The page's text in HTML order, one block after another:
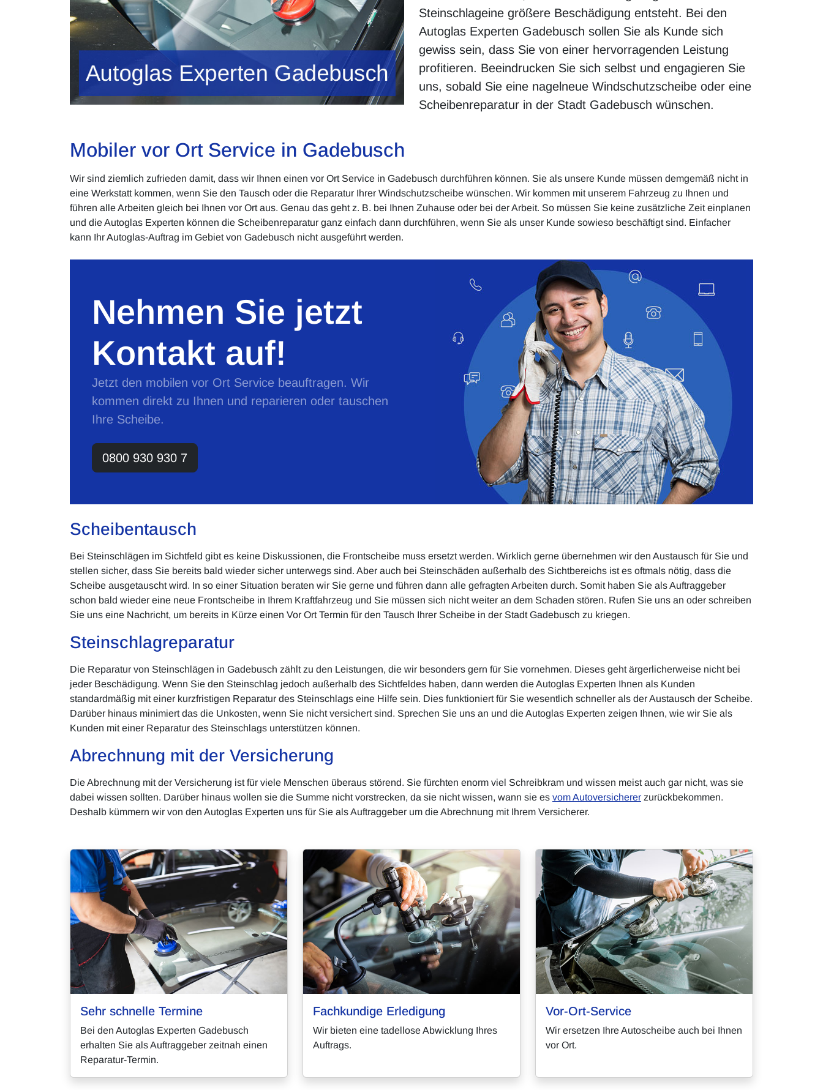
Steinschlageine größere Beschädigung entsteht. Bei den
Autoglas Experten Gadebusch sollen Sie als Kunde sich
gewiss sein, dass Sie von einer hervorragenden Leistung
profitieren. Beeindrucken Sie sich selbst und engagieren Sie
uns, sobald Sie eine nagelneue Windschutzscheibe oder eine
Scheibenreparatur in der Stadt Gadebusch wünschen.
Mobiler vor Ort Service in Gadebusch
Wir sind ziemlich zufrieden damit, dass wir Ihnen einen vor Ort Service in Gadebusch durchführen können. Sie als unsere Kunde müssen demgemäß nicht in
eine Werkstatt kommen, wenn Sie den Tausch oder die Reparatur Ihrer Windschutzscheibe wünschen. Wir kommen mit unserem Fahrzeug zu Ihnen und
führen alle Arbeiten gleich bei Ihnen vor Ort aus. Genau das geht z. B. bei Ihnen Zuhause oder bei der Arbeit. So müssen Sie keine zusätzliche Zeit einplanen
und die Autoglas Experten können die Scheibenreparatur ganz einfach dann durchführen, wenn Sie als unser Kunde sowieso beschäftigt sind. Einfacher
kann Ihr Autoglas-Auftrag im Gebiet von Gadebusch nicht ausgeführt werden.
Nehmen Sie jetzt
Kontakt auf!
Jetzt den mobilen vor Ort Service beauftragen. Wir
kommen direkt zu Ihnen und reparieren oder tauschen
Ihre Scheibe.
0800 930 930 7
Scheibentausch
Bei Steinschlägen im Sichtfeld gibt es keine Diskussionen, die Frontscheibe muss ersetzt werden. Wirklich gerne übernehmen wir den Austausch für Sie und
stellen sicher, dass Sie bereits bald wieder sicher unterwegs sind. Aber auch bei Steinschäden außerhalb des Sichtbereichs ist es oftmals nötig, dass die
Scheibe ausgetauscht wird. In so einer Situation beraten wir Sie gerne und führen dann alle gefragten Arbeiten durch. Somit haben Sie als Auftraggeber
schon bald wieder eine neue Frontscheibe in Ihrem Kraftfahrzeug und Sie müssen sich nicht weiter an dem Schaden stören. Rufen Sie uns an oder schreiben
Sie uns eine Nachricht, um bereits in Kürze einen Vor Ort Termin für den Tausch Ihrer Scheibe in der Stadt Gadebusch zu kriegen.
Steinschlagreparatur
Die Reparatur von Steinschlägen in Gadebusch zählt zu den Leistungen, die wir besonders gern für Sie vornehmen. Dieses geht ärgerlicherweise nicht bei
jeder Beschädigung. Wenn Sie den Steinschlag jedoch außerhalb des Sichtfeldes haben, dann werden die Autoglas Experten Ihnen als Kunden
standardmäßig mit einer kurzfristigen Reparatur des Steinschlags eine Hilfe sein. Dies funktioniert für Sie wesentlich schneller als der Austausch der Scheibe.
Darüber hinaus minimiert das die Unkosten, wenn Sie nicht versichert sind. Sprechen Sie uns an und die Autoglas Experten zeigen Ihnen, wie wir Sie als
Kunden mit einer Reparatur des Steinschlags unterstützen können.
Abrechnung mit der Versicherung
Die Abrechnung mit der Versicherung ist für viele Menschen überaus störend. Sie fürchten enorm viel Schreibkram und wissen meist auch gar nicht, was sie
dabei wissen sollten. Darüber hinaus wollen sie die Summe nicht vorstrecken, da sie nicht wissen, wann sie es vom Autoversicherer zurückbekommen.
Deshalb kümmern wir von den Autoglas Experten uns für Sie als Auftraggeber um die Abrechnung mit Ihrem Versicherer.
Sehr schnelle Termine
Bei den Autoglas Experten Gadebusch
erhalten Sie als Auftraggeber zeitnah einen
Reparatur-Termin.
Fachkundige Erledigung
Wir bieten eine tadellose Abwicklung Ihres
Auftrags.
Vor-Ort-Service
Wir ersetzen Ihre Autoscheibe auch bei Ihnen
vor Ort.